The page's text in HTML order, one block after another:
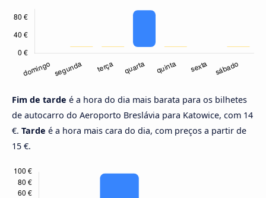
Fim de tarde é a hora do dia mais barata para os bilhetes
de autocarro do Aeroporto Breslávia para Katowice, com 14
€. Tarde é a hora mais cara do dia, com preços a partir de
15 €.